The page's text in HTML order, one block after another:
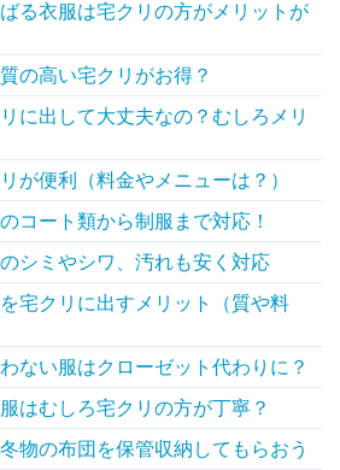
る衣服は宅クリの方がメリットが
の高い宅クリがお得？
に出して大丈夫なの？むしろメリ
が便利（料金やメニューは？）
コート類から制服まで対応！
シミやシワ、汚れも安く対応
宅クリに出すメリット（質や料
ない服はクローゼット代わりに？
はむしろ宅クリの方が丁寧？
物の布団を保管収納してもらおう